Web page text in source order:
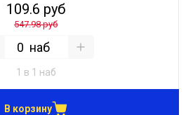
109.6 руб
547.98 руб
наб
1 в 1 наб
В корзину